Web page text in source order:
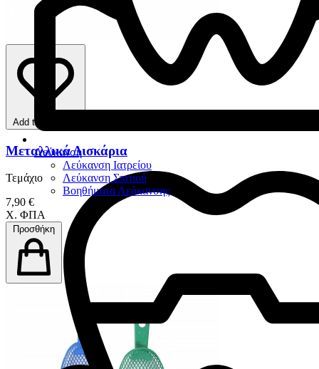
Λεύκανση
Λεύκανση Ιατρείου
Λεύκανση Σπιτιού
Βοηθήματα Λεύκανσης
Add to favorites
Μεταλλικά Δισκάρια
Τεμάχιο
7,90 €
Χ. ΦΠΑ
Προσθήκη